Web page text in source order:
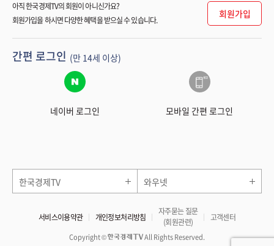
아직 한국경제TV의 회원이 아니신가요?
회원가입을 하시면 다양한 혜택을 받으실 수 있습니다.
회원가입
간편 로그인 (만 14세 이상)
네이버 로그인 모바일 간편 로그인
한국경제TV 와우넷
서비스이용약관 개인정보처리방침
자주묻는 질문
(회원관련)
고객센터
Copyright © All Rights Reserved.